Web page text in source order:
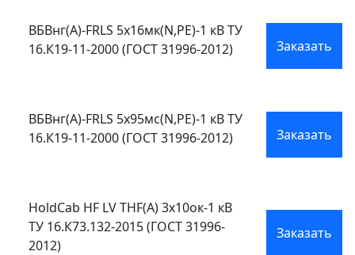
ВБВнг(А)-FRLS 5х16мк(N,PE)-1 кВ ТУ
16.К19-11-2000 (ГОСТ 31996-2012)
Заказать
ВБВнг(А)-FRLS 5х95мс(N,PE)-1 кВ ТУ
16.К19-11-2000 (ГОСТ 31996-2012)
Заказать
HoldCab HF LV THF(А) 3х10ок-1 кВ
ТУ 16.К73.132-2015 (ГОСТ 31996-
2012)
Заказать